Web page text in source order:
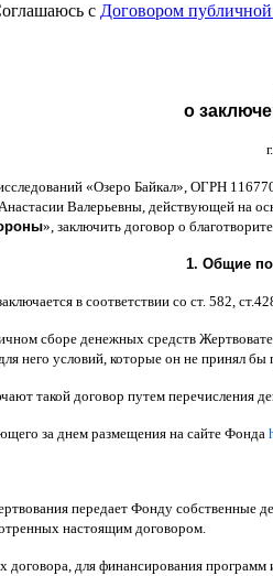
с Договором
о
г.
«Озеро Байкал», ОГРН
Валерьевны, действующей на
», заключить договор o
1. Общие
в соответствии со ст. 582, ст
сборе денежных средств
него условий, которые он не принял бы
такой договор путем перечисления
за днем размещения на сайте Фонда
передает Фонду собственные
настоящим договором.
договора, для финансирования программ